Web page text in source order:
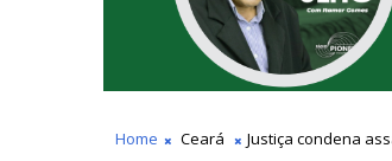
Home Ceará Justiça condena